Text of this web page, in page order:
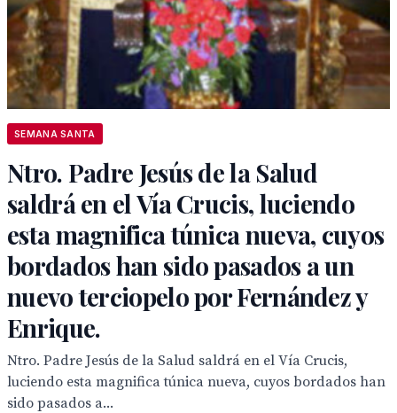
SEMANA SANTA
Ntro. Padre Jesús de la Salud
saldrá en el Vía Crucis, luciendo
esta magnifica túnica nueva, cuyos
bordados han sido pasados a un
nuevo terciopelo por Fernández y
Enrique.
Ntro. Padre Jesús de la Salud saldrá en el Vía Crucis,
luciendo esta magnifica túnica nueva, cuyos bordados han
sido pasados a...